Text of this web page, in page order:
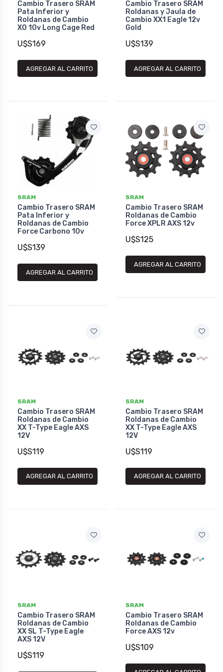
Cambio Trasero SRAM
Pata Inferior y
Roldanas de Cambio
X0 10v Long Cage Red
U$S169
AGREGAR AL CARRITO
Cambio Trasero SRAM
Roldanas y Jaula de
Cambio XX1 Eagle 12v
Gold
U$S139
AGREGAR AL CARRITO
SRAM
Cambio Trasero SRAM
Pata Inferior y
Roldanas de Cambio
Force Carbono 10v
U$S139
AGREGAR AL CARRITO
SRAM
Cambio Trasero SRAM
Roldanas de Cambio
Force XPLR AXS 12v
U$S125
AGREGAR AL CARRITO
SRAM
Cambio Trasero SRAM
Roldanas de Cambio
XX T-Type Eagle AXS
12V
U$S119
AGREGAR AL CARRITO
SRAM
Cambio Trasero SRAM
Roldanas de Cambio
XX T-Type Eagle AXS
12V
U$S119
AGREGAR AL CARRITO
SRAM
Cambio Trasero SRAM
Roldanas de Cambio
XX SL T-Type Eagle
AXS 12V
U$S119
SRAM
Cambio Trasero SRAM
Roldanas de Cambio
Force AXS 12v
U$S109